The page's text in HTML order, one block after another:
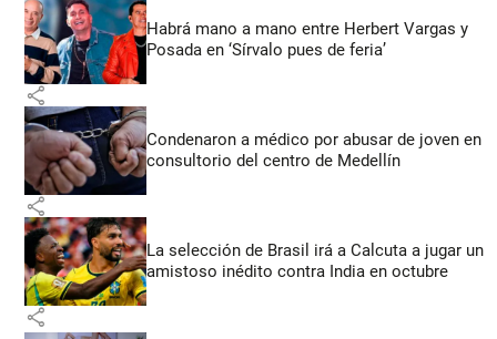
Habrá mano a mano entre Herbert Vargas y
Posada en ‘Sírvalo pues de feria’
share
Condenaron a médico por abusar de joven en
consultorio del centro de Medellín
share
La selección de Brasil irá a Calcuta a jugar un
amistoso inédito contra India en octubre
share